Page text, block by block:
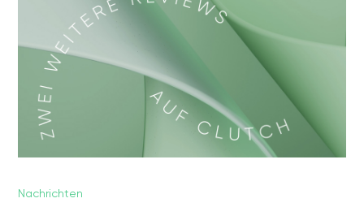
Nachrichten